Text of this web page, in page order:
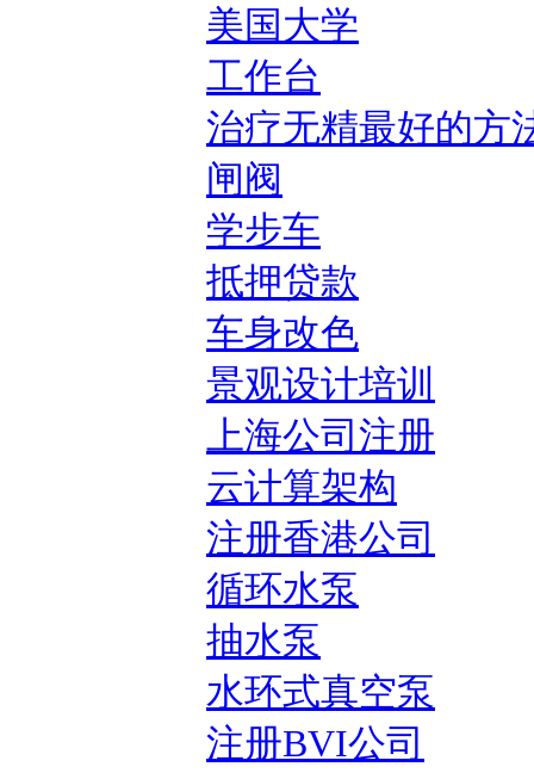
美国大学
工作台
治疗无精最好的方
闸阀
学步车
抵押贷款
车身改色
景观设计培训
上海公司注册
云计算架构
注册香港公司
循环水泵
抽水泵
水环式真空泵
注册BVI公司